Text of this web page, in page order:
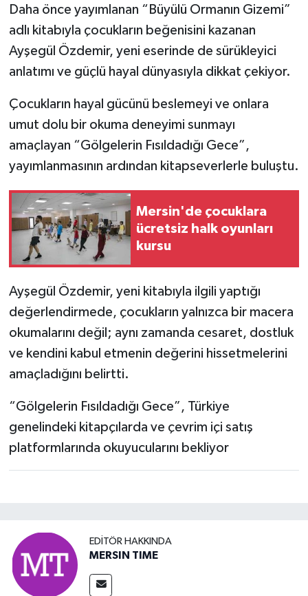
Daha önce yayımlanan “Büyülü Ormanın Gizemi”
adlı kitabıyla çocukların beğenisini kazanan
Ayşegül Özdemir, yeni eserinde de sürükleyici
anlatımı ve güçlü hayal dünyasıyla dikkat çekiyor.
Çocukların hayal gücünü beslemeyi ve onlara
umut dolu bir okuma deneyimi sunmayı
amaçlayan “Gölgelerin Fısıldadığı Gece”,
yayımlanmasının ardından kitapseverlerle buluştu.
Mersin'de çocuklara
ücretsiz halk oyunları
kursu
Ayşegül Özdemir, yeni kitabıyla ilgili yaptığı
değerlendirmede, çocukların yalnızca bir macera
okumalarını değil; aynı zamanda cesaret, dostluk
ve kendini kabul etmenin değerini hissetmelerini
amaçladığını belirtti.
“Gölgelerin Fısıldadığı Gece”, Türkiye
genelindeki kitapçılarda ve çevrim içi satış
platformlarında okuyucularını bekliyor
EDITÖR HAKKINDA
MERSIN TIME